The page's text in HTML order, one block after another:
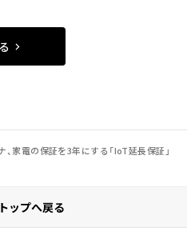
、家電の保証を3年にする「IoT延長保証」
ップへ戻る